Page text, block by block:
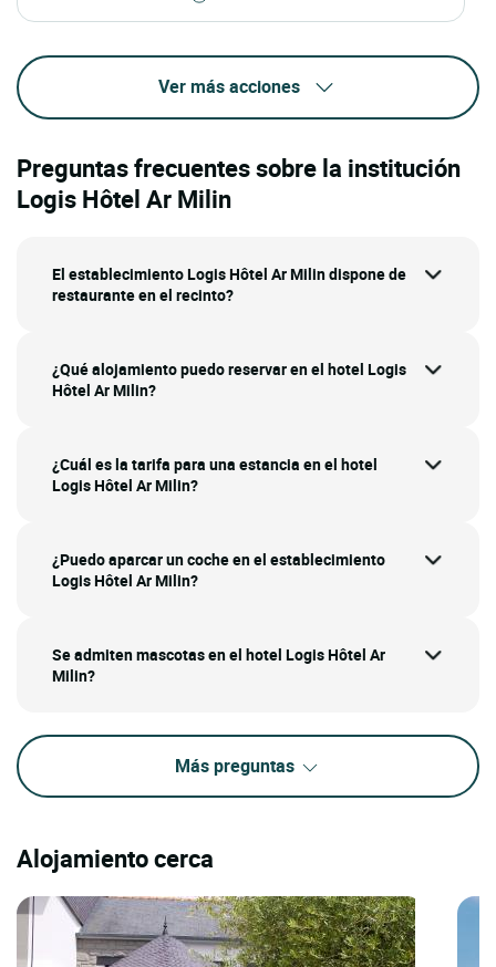
Ver más acciones
Preguntas frecuentes sobre la institución
Logis Hôtel Ar Milin
El establecimiento Logis Hôtel Ar Milin dispone de
restaurante en el recinto?
¿Qué alojamiento puedo reservar en el hotel Logis
Hôtel Ar Milin?
¿Cuál es la tarifa para una estancia en el hotel
Logis Hôtel Ar Milin?
¿Puedo aparcar un coche en el establecimiento
Logis Hôtel Ar Milin?
Se admiten mascotas en el hotel Logis Hôtel Ar
Milin?
Más preguntas
Alojamiento cerca